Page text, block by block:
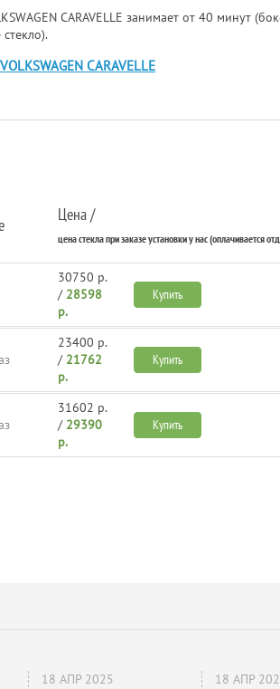
CARAVELLE занимает от 40 минут
CARAVELLE
Цена /
цена стекла при заказе установки у нас (оплачивается
30750 р.
/ 28598
р.
Купить
23400 р.
/ 21762
р.
Купить
31602 р.
/ 29390
р.
Купить
18 АПР 2025 18 АПР